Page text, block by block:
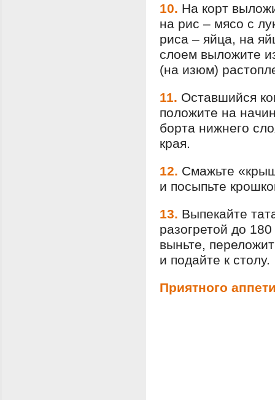
10. На корт
на рис – мясо с
риса – яйца, на
слоем выложите
(на изюм)
11. Оставшийся
положите на
борта нижнего
края.
12. Смажьте
и посыпьте
13. Выпекайте
разогретой до
выньте,
и подайте к столу.
Приятного